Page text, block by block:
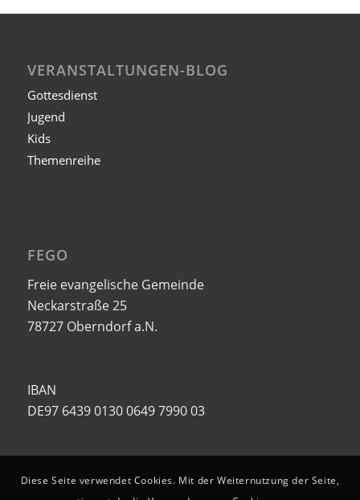
VERANSTALTUNGEN-BLOG
Gottesdienst
Jugend
Kids
Themenreihe
FEGO
Freie evangelische Gemeinde
Neckarstraße 25
78727 Oberndorf a.N.
IBAN
DE97 6439 0130 0649 7990 03
Diese Seite verwendet Cookies. Mit der Weiternutzung der Seite,